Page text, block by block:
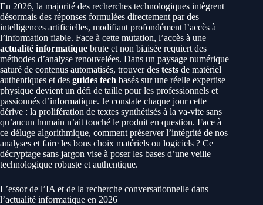
En 2026, la majorité des recherches technologiques intègrent
désormais des réponses formulées directement par des
intelligences artificielles, modifiant profondément l’accès à
l’information fiable. Face à cette mutation, l’accès à une
actualité informatique brute et non biaisée requiert des
méthodes d’analyse renouvelées. Dans un paysage numérique
saturé de contenus automatisés, trouver des tests de matériel
authentiques et des guides tech basés sur une réelle expertise
physique devient un défi de taille pour les professionnels et
passionnés d’informatique. Je constate chaque jour cette
dérive : la prolifération de textes synthétisés à la va-vite sans
qu’aucun humain n’ait touché le produit en question. Face à
ce déluge algorithmique, comment préserver l’intégrité de nos
analyses et faire les bons choix matériels ou logiciels ? Ce
décryptage sans jargon vise à poser les bases d’une veille
technologique robuste et authentique.
L’essor de l’IA et de la recherche conversationnelle dans
l’actualité informatique en 2026